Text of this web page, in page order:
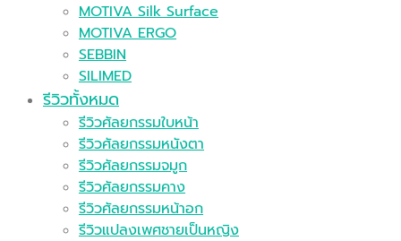
MOTIVA Silk Surface
MOTIVA ERGO
SEBBIN
SILIMED
รีวิวทั้งหมด
รีวิวศัลยกรรมใบหน้า
รีวิวศัลยกรรมหนังตา
รีวิวศัลยกรรมจมูก
รีวิวศัลยกรรมคาง
รีวิวศัลยกรรมหน้าอก
รีวิวแปลงเพศชายเป็นหญิง